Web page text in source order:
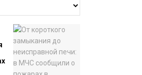
Путорана
систему
за вечной
и очистят
от мусора